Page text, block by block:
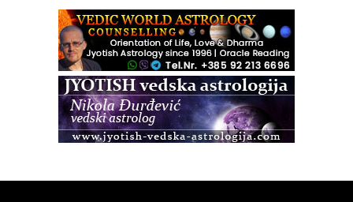
Zagreb+Online
Osnovni ThetaHealing® tečaj, Zagreb i Online
Access BARS®, otpusti stres
Access Energetski Facelift®